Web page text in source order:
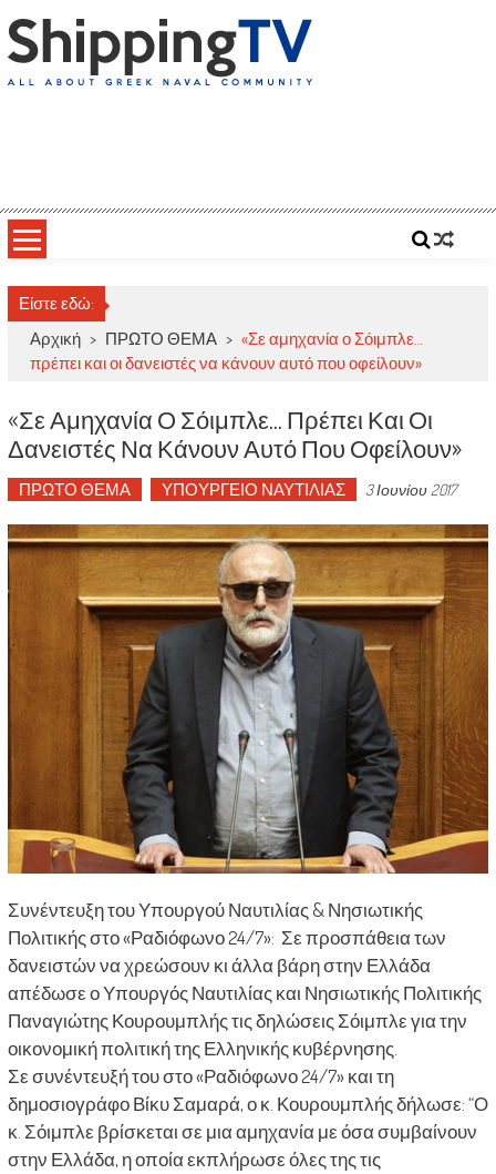
to
content
Είστε εδώ:
Αρχική > ΠΡΩΤΟ ΘΕΜΑ > «Σε αμηχανία ο Σόιμπλε…
πρέπει και οι δανειστές να κάνουν αυτό που οφείλουν»
«Σε Αμηχανία Ο Σόιμπλε… Πρέπει Και Οι
Δανειστές Να Κάνουν Αυτό Που Οφείλουν»
ΠΡΩΤΟ ΘΕΜΑ ΥΠΟΥΡΓΕΙΟ ΝΑΥΤΙΛΙΑΣ 3 Ιουνίου 2017
Συνέντευξη του Υπουργού Ναυτιλίας & Νησιωτικής
Πολιτικής στο «Ραδιόφωνο 24/7»: Σε προσπάθεια των
δανειστών να χρεώσουν κι άλλα βάρη στην Ελλάδα
απέδωσε ο Υπουργός Ναυτιλίας και Νησιωτικής Πολιτικής
Παναγιώτης Κουρουμπλής τις δηλώσεις Σόιμπλε για την
οικονομική πολιτική της Ελληνικής κυβέρνησης.
Σε συνέντευξή του στο «Ραδιόφωνο 24/7» και τη
δημοσιογράφο Βίκυ Σαμαρά, ο κ. Κουρουμπλής δήλωσε: “Ο
κ. Σόιμπλε βρίσκεται σε μια αμηχανία με όσα συμβαίνουν
στην Ελλάδα, η οποία εκπλήρωσε όλες της τις